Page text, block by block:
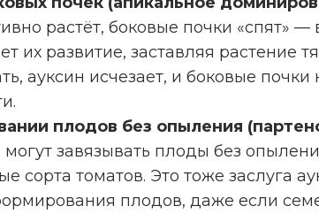
растёт, боковые почки «спят» —
их развитие, заставляя растение
ауксин исчезает, и боковые
плодов без опыления
могут завязывать плоды без
сорта томатов. Это тоже заслуга
плодов, даже если